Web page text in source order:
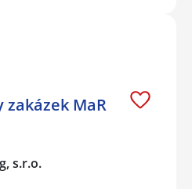
MaR
s.r.o.